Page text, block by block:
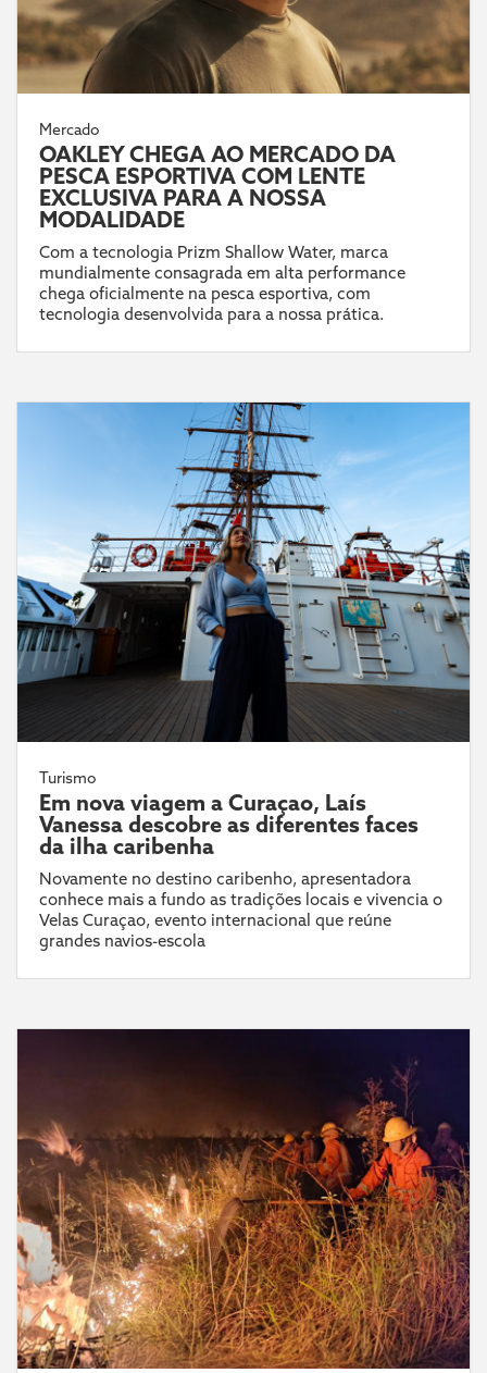
Mercado
OAKLEY CHEGA AO MERCADO DA
PESCA ESPORTIVA COM LENTE
EXCLUSIVA PARA A NOSSA
MODALIDADE
Com a tecnologia Prizm Shallow Water, marca
mundialmente consagrada em alta performance
chega oficialmente na pesca esportiva, com
tecnologia desenvolvida para a nossa prática.
Turismo
Em nova viagem a Curaçao, Laís
Vanessa descobre as diferentes faces
da ilha caribenha
Novamente no destino caribenho, apresentadora
conhece mais a fundo as tradições locais e vivencia o
Velas Curaçao, evento internacional que reúne
grandes navios-escola